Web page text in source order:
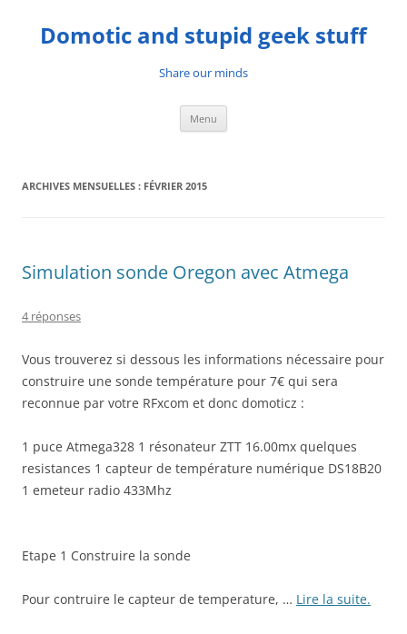
contenu
Domotic and stupid geek stuff
Share our minds
Menu
ARCHIVES MENSUELLES : FÉVRIER 2015
Simulation sonde Oregon avec Atmega
4 réponses
Vous trouverez si dessous les informations nécessaire pour
construire une sonde température pour 7€ qui sera
reconnue par votre RFxcom et donc domoticz :
1 puce Atmega328 1 résonateur ZTT 16.00mx quelques
resistances 1 capteur de température numérique DS18B20
1 emeteur radio 433Mhz
Etape 1 Construire la sonde
Pour contruire le capteur de temperature, … Lire la suite.